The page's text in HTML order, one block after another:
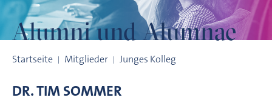
Alumni und Alumnae
Startseite Mitglieder Junges Kolleg
DR.TIMSOMMER